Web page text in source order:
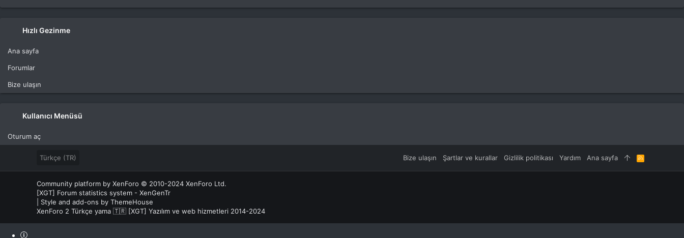
Hızlı Gezinme
Ana sayfa
Forumlar
Bize ulaşın
Kullanıcı Menüsü
Oturum aç
Türkçe (TR) Bize ulaşın Şartlar ve kurallar Gizlilik politikası Yardım Ana sayfa
R
S
S
Community platform by XenForo © 2010-2024 XenForo Ltd.
[XGT] Forum statistics system - XenGenTr
Style and add-ons by ThemeHouse
XenForo 2 Türkçe yama 🇹🇷 [XGT] Yazılım ve web hizmetleri 2014-2024